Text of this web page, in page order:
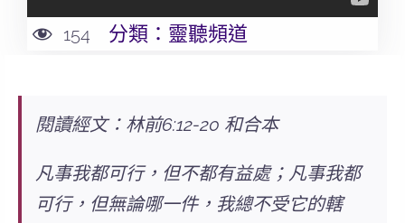
154 分類： 靈聽頻道
閱讀經文：林前6:12-20 和合本
凡事我都可行，但不都有益處；凡事我都
可行，但無論哪一件，我總不受它的轄